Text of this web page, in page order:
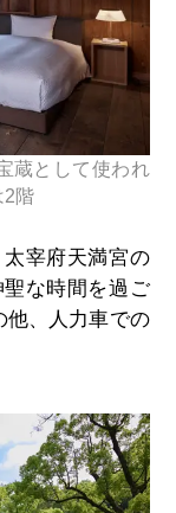
蔵として使われ
2階
宰府天満宮の
な時間を過ご
他、人力車での